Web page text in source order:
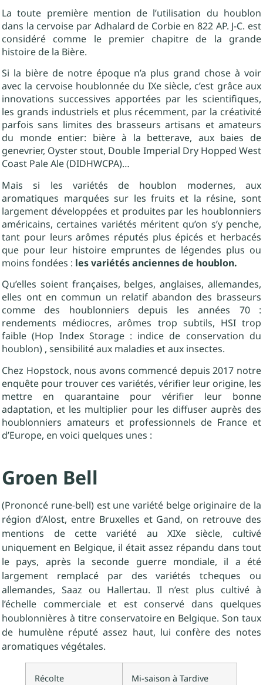
La toute première mention de l’utilisation du houblon
dans la cervoise par Adhalard de Corbie en 822 AP. J-C. est
considéré comme le premier chapitre de la grande
histoire de la Bière.
Si la bière de notre époque n’a plus grand chose à voir
avec la cervoise houblonnée du IXe siècle, c’est grâce aux
innovations successives apportées par les scientifiques,
les grands industriels et plus récemment, par la créativité
parfois sans limites des brasseurs artisans et amateurs
du monde entier: bière à la betterave, aux baies de
genevrier, Oyster stout, Double Imperial Dry Hopped West
Coast Pale Ale (DIDHWCPA)…
Mais si les variétés de houblon modernes, aux
aromatiques marquées sur les fruits et la résine, sont
largement développées et produites par les houblonniers
américains, certaines variétés méritent qu’on s’y penche,
tant pour leurs arômes réputés plus épicés et herbacés
que pour leur histoire empruntes de légendes plus ou
moins fondées : les variétés anciennes de houblon.
Qu’elles soient françaises, belges, anglaises, allemandes,
elles ont en commun un relatif abandon des brasseurs
comme des houblonniers depuis les années 70 :
rendements médiocres, arômes trop subtils, HSI trop
faible (Hop Index Storage : indice de conservation du
houblon) , sensibilité aux maladies et aux insectes.
Chez Hopstock, nous avons commencé depuis 2017 notre
enquête pour trouver ces variétés, vérifier leur origine, les
mettre en quarantaine pour vérifier leur bonne
adaptation, et les multiplier pour les diffuser auprès des
houblonniers amateurs et professionnels de France et
d’Europe, en voici quelques unes :
Groen Bell
(Prononcé rune-bell) est une variété belge originaire de la
région d’Alost, entre Bruxelles et Gand, on retrouve des
mentions de cette variété au XIXe siècle, cultivé
uniquement en Belgique, il était assez répandu dans tout
le pays, après la seconde guerre mondiale, il a été
largement remplacé par des variétés tcheques ou
allemandes, Saaz ou Hallertau. Il n’est plus cultivé à
l’échelle commerciale et est conservé dans quelques
houblonnières à titre conservatoire en Belgique. Son taux
de humulène réputé assez haut, lui confère des notes
aromatiques végétales.
Récolte Mi-saison à Tardive